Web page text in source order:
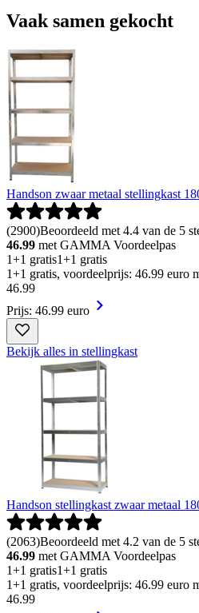
Vaak samen gekocht
Handson zwaar metaal stellingkast
(2900)Beoordeeld met 4.4 van de 5
46.99 met GAMMA Voordeelpas
1+1 gratis1+1 gratis
1+1 gratis, voordeelprijs: 46.99 euro
46.99
Prijs: 46.99 euro
Bekijk alles in stellingkast
Handson stellingkast zwaar metaal
(2063)Beoordeeld met 4.2 van de 5
46.99 met GAMMA Voordeelpas
1+1 gratis1+1 gratis
1+1 gratis, voordeelprijs: 46.99 euro
46.99